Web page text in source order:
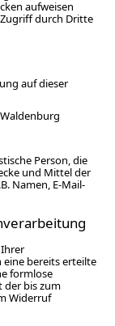
aufweisen
durch Dritte
auf dieser
Person, die
und Mittel der
Namen, E-Mail-
eine bereits erteilte
formlose
der bis zum
Widerruf